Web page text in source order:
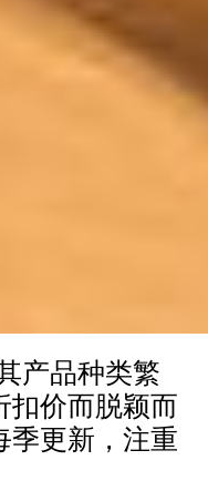
产品种类繁
扣价而脱颖而
季更新，注重